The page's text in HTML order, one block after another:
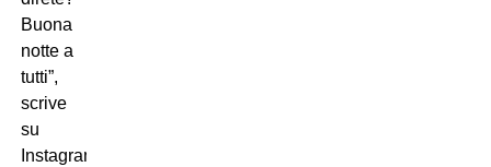
Buona
notte a
tutti”,
scrive
su
Instagram